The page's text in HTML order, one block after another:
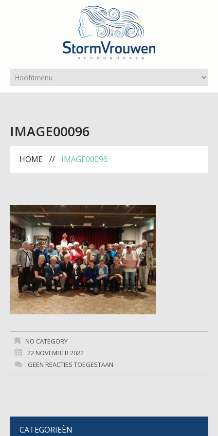
IMAGE00096
HOME IMAGE00096
NO CATEGORY
22 NOVEMBER 2022
GEEN REACTIES TOEGESTAAN
CATEGORIEËN